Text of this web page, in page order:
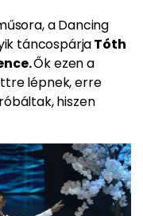
a Dancing
táncospárjaTóth
Ők ezen a
lépnek, erre
hiszen